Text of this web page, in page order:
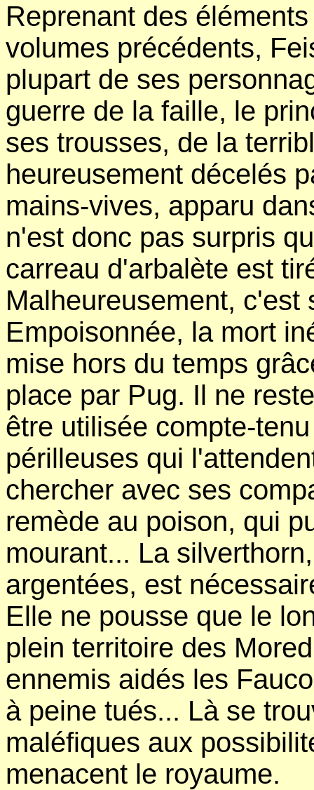
Reprenant des
volumes précédents,
plupart de ses
guerre de la faille, le
ses trousses, de la
heureusement décelés
mains-vives, apparu
n'est donc pas surpris
carreau d'arbalète est
Malheureusement, c'est
Empoisonnée, la mort
mise hors du temps
place par Pug. Il ne
être utilisée compte-
périlleuses qui
chercher avec ses
remède au poison, qui
mourant... La
argentées, est
Elle ne pousse que le
plein territoire des
ennemis aidés les
à peine tués... Là se
maléfiques aux
menacent le royaume.